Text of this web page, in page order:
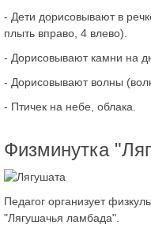
- Дети дорисовывают в
плыть вправо, 4 влево).
- Дорисовывают камни на
- Дорисовывают волны
- Птичек на небе, облака.
Физминутка
Педагог организует
"Лягушачья ламбада".